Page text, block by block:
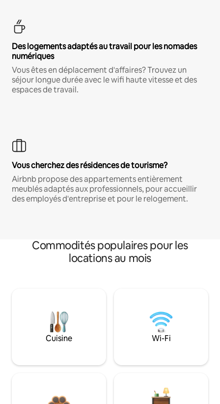
Des logements adaptés au travail pour les nomades
numériques
Vous êtes en déplacement d'affaires? Trouvez un
séjour longue durée avec le wifi haute vitesse et des
espaces de travail.
Vous cherchez des résidences de tourisme?
Airbnb propose des appartements entièrement
meublés adaptés aux professionnels, pour accueillir
des employés d'entreprise et pour le relogement.
Commodités populaires pour les
locations au mois
Cuisine Wi-Fi